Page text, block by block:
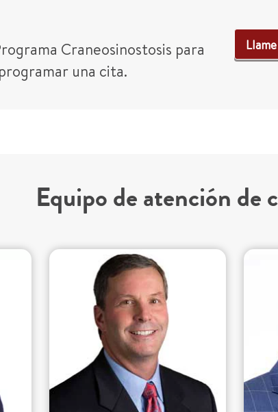
Craneosinostosis para
una cita.
Equipo de atención de